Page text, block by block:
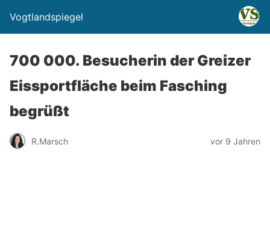
Vogtlandspiegel
700 000. Besucherin der Greizer
Eissportfläche beim Fasching
begrüßt
R.Marsch vor 9 Jahren